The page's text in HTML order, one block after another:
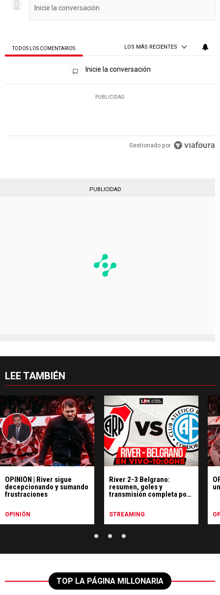
TODOS LOS COMENTARIOS LOS MÁS RECIENTES
Todos los comentarios
Inicie la conversación
PUBLICIDAD
Gestionado por
PUBLICIDAD
LEE TAMBIÉN
OPINIÓN | River sigue
decepcionando y sumando
frustraciones
OPINIÓN
River 2-3 Belgrano:
resumen, goles y
transmisión completa por
STREAMING
TOP LA PÁGINA MILLONARIA